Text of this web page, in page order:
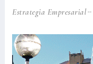
Estrategia Empresarial